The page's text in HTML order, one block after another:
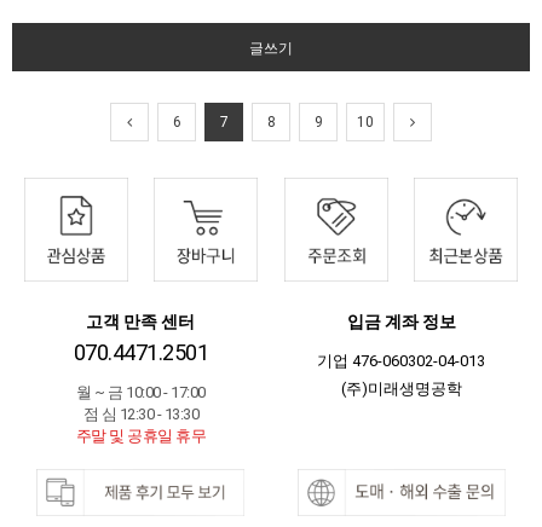
글쓰기
6 7 8 9 10
고객 만족 센터
070.4471.2501
월 ~ 금 10:00 - 17:00
점 심 12:30 - 13:30
주말 및 공휴일 휴무
입금 계좌 정보
기업 476-060302-04-013
(주)미래생명공학